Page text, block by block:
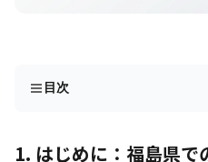
目次
1. はじめに：福島県で